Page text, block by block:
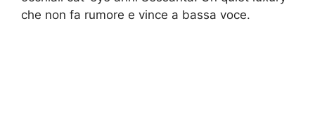
che non fa rumore e vince a bassa voce.